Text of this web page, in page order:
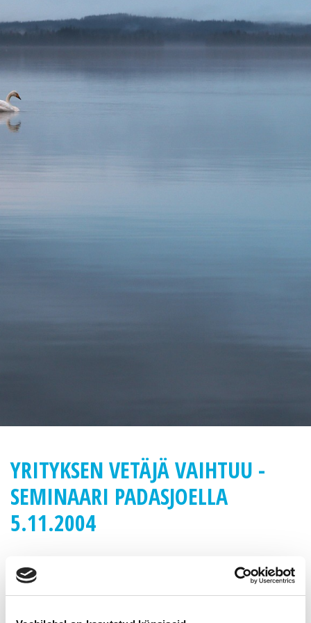
YRITYKSEN VETÄJÄ VAIHTUU -
SEMINAARI PADASJOELLA
5.11.2004
sukupolvenvaihdosten ja yrityskauppojen taustatukena-